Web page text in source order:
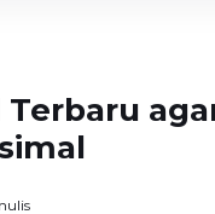
Terbaru